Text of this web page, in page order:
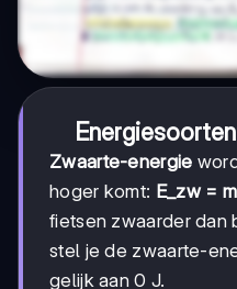
Zwaarte-energie
hoger komt: E_zw =
fietsen zwaarder dan
stel je de zwaarte-
gelijk aan 0 J.